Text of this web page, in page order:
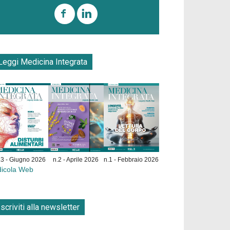
Medicina Integrata
- Giugno 2026 n.2 - Aprile 2026 n.1 - Febbraio 2026
Web
alla newsletter